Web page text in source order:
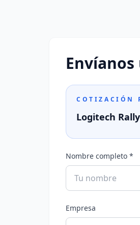
COTIZACIÓN
Logitech
Nombre completo *
Empresa